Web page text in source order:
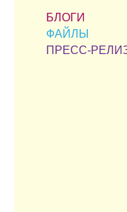
БЛОГИ
ФАЙЛЫ
ПРЕСС-